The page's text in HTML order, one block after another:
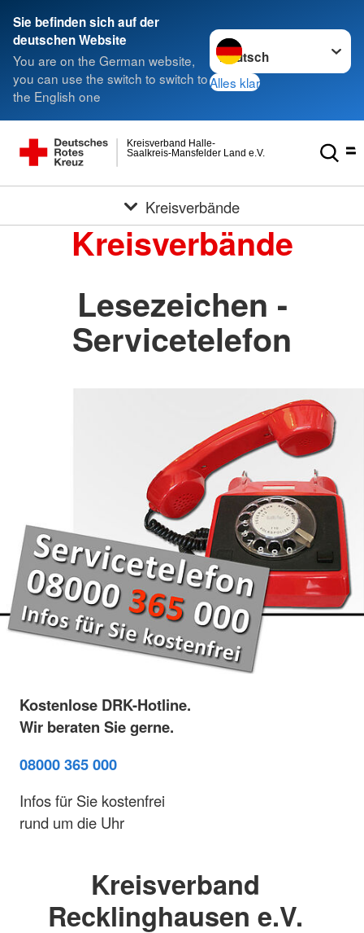
Sie befinden sich auf der
deutschen Website
You are on the German website,
you can use the switch to switch to
the English one
Sprache wechseln zu
Alles klar
Saalkreis-Mansfelder Land e.V.
Kreisverband Halle-
Kreisverbände
Kreisverbände
Lesezeichen -
Servicetelefon
Kostenlose DRK-Hotline.
Wir beraten Sie gerne.
08000 365 000
Infos für Sie kostenfrei
rund um die Uhr
Kreisverband
Recklinghausen e.V.